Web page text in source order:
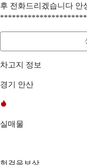
후 전화드리겠습니다 안
차고지 정보
경기 안산
실매물
헛걸음보상